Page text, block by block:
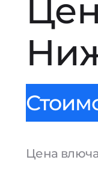
Цена